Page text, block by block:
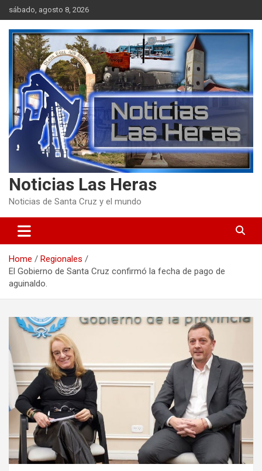
Skip
to
content
sábado, agosto 8, 2026
Noticias Las Heras
Noticias de Santa Cruz y el mundo
Home
Regionales
El Gobierno de Santa Cruz confirmó la fecha de pago de
aguinaldo.